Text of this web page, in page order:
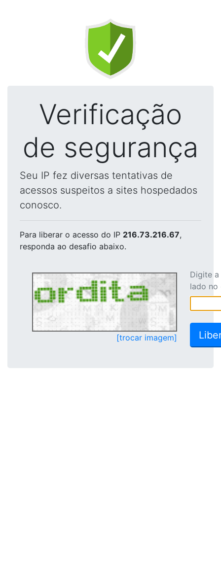
Verificação
de segurança
Seu IP fez diversas tentativas de
acessos suspeitos a sites hospedados
conosco.
Para liberar o acesso do IP 216.73.216.67,
responda ao desafio abaixo.
[trocar imagem]
Digite
lado no